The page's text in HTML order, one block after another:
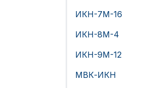
ИКН-7М-16
ИКН-8М-4
ИКН-9М-12
МВК-ИКН